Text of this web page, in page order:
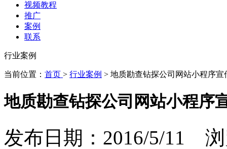
视频教程
推广
案例
联系
行业案例
当前位置： 首页 > 行业案例 > 地质勘查钻探公司网站小程序宣
地质勘查钻探公司网站小程序
发布日期：2016/5/11